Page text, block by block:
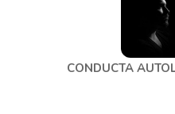
CONDUCTA